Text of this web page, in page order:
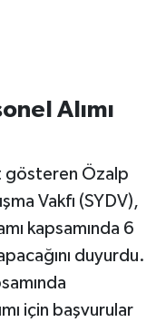
Alımı
gösteren Özalp
Vakfı (SYDV),
kapsamında 6
duyurdu.
için başvurular